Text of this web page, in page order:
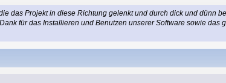
das Projekt in diese Richtung gelenkt und durch dick und dünn
für das Installieren und Benutzen unserer Software sowie das